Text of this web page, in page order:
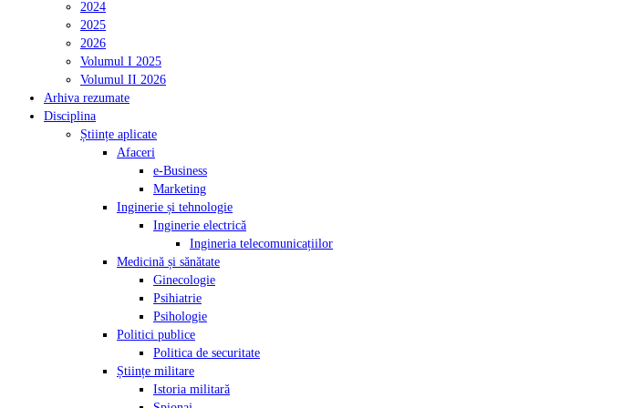
2024
2025
2026
Volumul I 2025
Volumul II 2026
Arhiva rezumate
Disciplina
Științe aplicate
Afaceri
e-Business
Marketing
Inginerie și tehnologie
Inginerie electrică
Ingineria telecomunicațiilor
Medicină și sănătate
Ginecologie
Psihiatrie
Psihologie
Politici publice
Politica de securitate
Științe militare
Istoria militară